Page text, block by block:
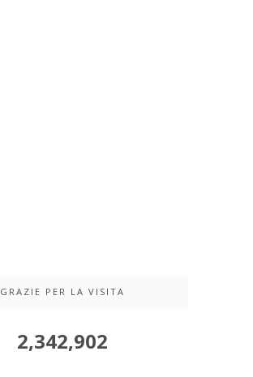
GRAZIE PER LA VISITA
2,342,902